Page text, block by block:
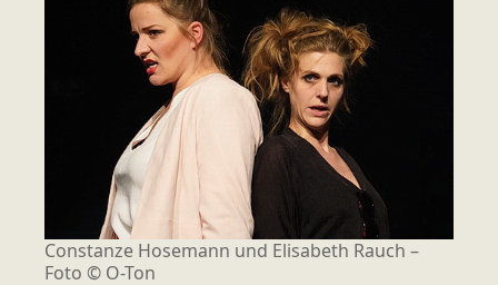
Constanze Hosemann und Elisabeth Rauch –
Foto © O-Ton